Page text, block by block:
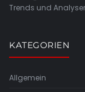
Trends und
KATEGORIEN
Allgemein